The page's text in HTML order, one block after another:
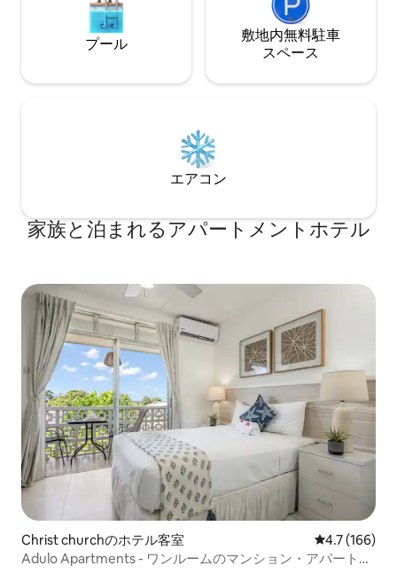
プール
敷地内無料駐⁠車
ス⁠ペ⁠ー⁠ス
エアコン
家族と泊まれるアパートメントホテル
Christ churchのホテル客室 レビュー166
4.7 (166)
Adulo Apartments - ワンルームのマンション・アパート